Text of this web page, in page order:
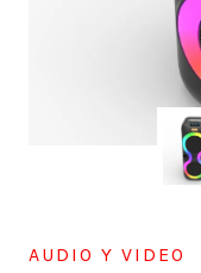
AUDIO Y VIDEO